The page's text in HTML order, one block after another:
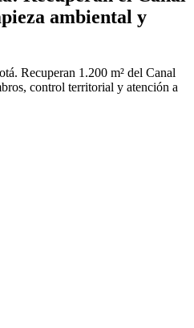
ambiental y
Recuperan 1.200 m² del Canal
control territorial y atención a